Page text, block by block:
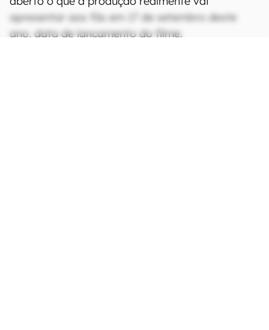
apresentar aos fãs em 17 de setembro deste
ano, data de lançamento do filme.